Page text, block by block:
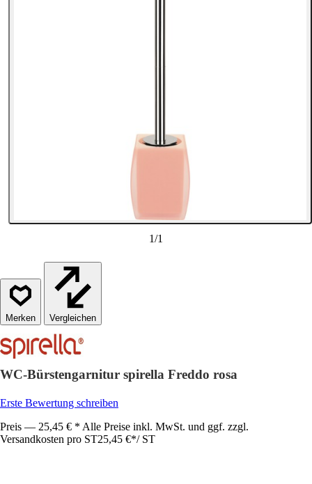
1/1
Vergleichen
WC-Bürstengarnitur spirella Freddo rosa
Erste Bewertung schreiben
Preis — 25,45 € * Alle Preise inkl. MwSt. und ggf. zzgl.
Versandkosten pro ST25,45 €*/ ST